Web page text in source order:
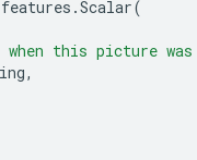
features .Scalar(
when this picture
,